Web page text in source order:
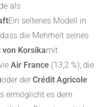
als
Ein seltenes Modell in
die Mehrheit seines
Korsikamit
Air France (13,2 %), die
oder der Crédit Agricole
ermöglicht es dem